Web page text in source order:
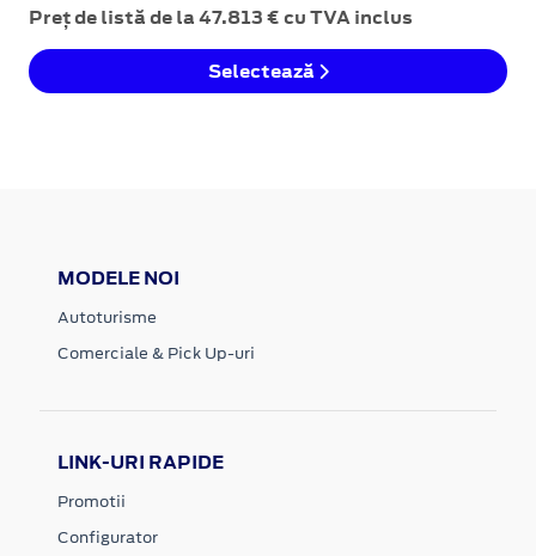
Preț de listă de la 47.813 € cu TVA inclus
Selectează
MODELE NOI
Autoturisme
Comerciale & Pick Up-uri
LINK-URI RAPIDE
Promotii
Configurator